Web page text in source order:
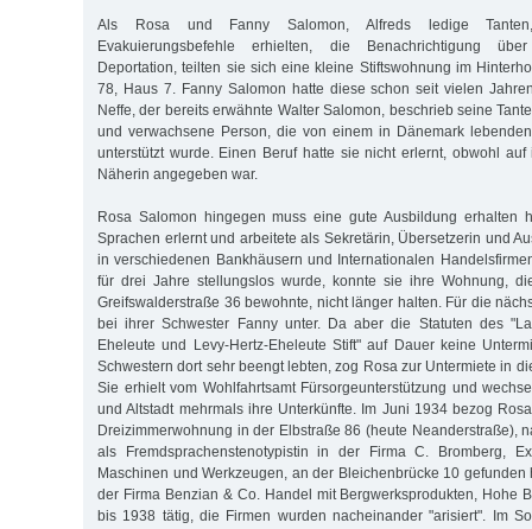
Als Rosa und Fanny Salomon, Alfreds ledige
Evakuierungsbefehle erhielten, die Benachrichtigung
Deportation, teilten sie sich eine kleine Stiftswohnung im
78, Haus 7. Fanny Salomon hatte diese schon seit vielen
Neffe, der bereits erwähnte Walter Salomon, beschrieb seine
und verwachsene Person, die von einem in Dänemark
unterstützt wurde. Einen Beruf hatte sie nicht erlernt, obwohl auf
Näherin angegeben war.
Rosa Salomon hingegen muss eine gute Ausbildung erhalten
Sprachen erlernt und arbeitete als Sekretärin, Übersetzerin und
in verschiedenen Bankhäusern und Internationalen
für drei Jahre stellungslos wurde, konnte sie ihre Wohnung,
Greifswalderstraße 36 bewohnte, nicht länger halten. Für die
bei ihrer Schwester Fanny unter. Da aber die Statuten des
Eheleute und Levy-Hertz-Eheleute Stift" auf Dauer keine
Schwestern dort sehr beengt lebten, zog Rosa zur Untermiete in
Sie erhielt vom Wohlfahrtsamt Fürsorgeunterstützung und
und Altstadt mehrmals ihre Unterkünfte. Im Juni 1934 bezog
Dreizimmerwohnung in der Elbstraße 86 (heute Neanderstraße),
als Fremdsprachenstenotypistin in der Firma C. Bromberg,
Maschinen und Werkzeugen, an der Bleichenbrücke 10 gefunden
der Firma Benzian & Co. Handel mit Bergwerksprodukten, Hohe
bis 1938 tätig, die Firmen wurden nacheinander "arisiert". Im